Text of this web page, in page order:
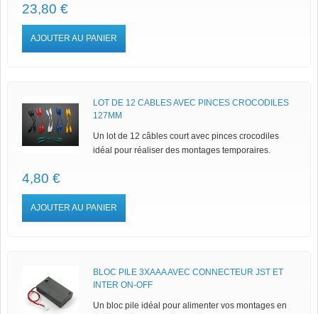
23,80 €
AJOUTER AU PANIER
LOT DE 12 CABLES AVEC PINCES CROCODILES
127MM
Un lot de 12 câbles court avec pinces crocodiles
idéal pour réaliser des montages temporaires.
4,80 €
AJOUTER AU PANIER
BLOC PILE 3XAAA AVEC CONNECTEUR JST ET
INTER ON-OFF
Un bloc pile idéal pour alimenter vos montages en